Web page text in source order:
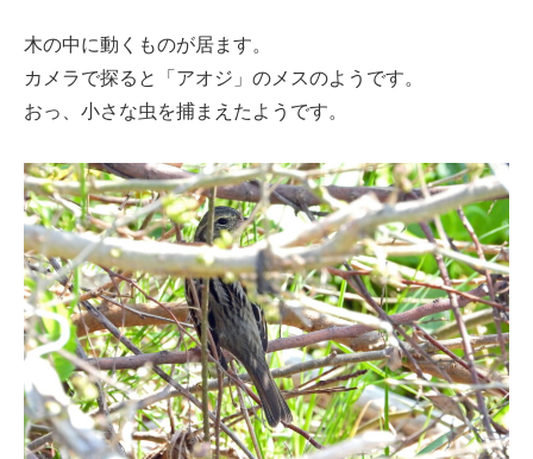
木の中に動くものが居ます。
カメラで探ると「アオジ」のメスのようです。
おっ、小さな虫を捕まえたようです。